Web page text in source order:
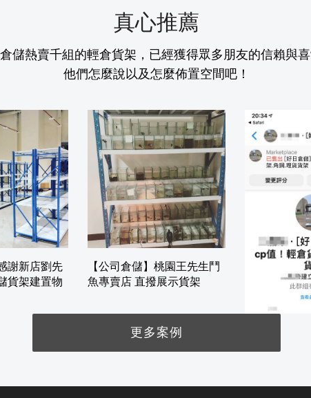
真心推薦
儲熱賣千組的輕倉貨架，已經獲得眾多朋友的信賴與
他們怎麼說以及怎麼佈置空間吧！
謝新店劉先
貨架建置物
【公司倉儲】桃園王先生鬥
魚專賣店 直撥展示貨架
是便宜的貨
更多案例